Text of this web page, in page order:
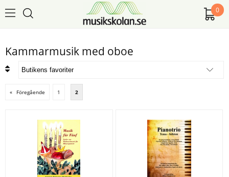
0
Kammarmusik med oboe
« Föregående 1 2